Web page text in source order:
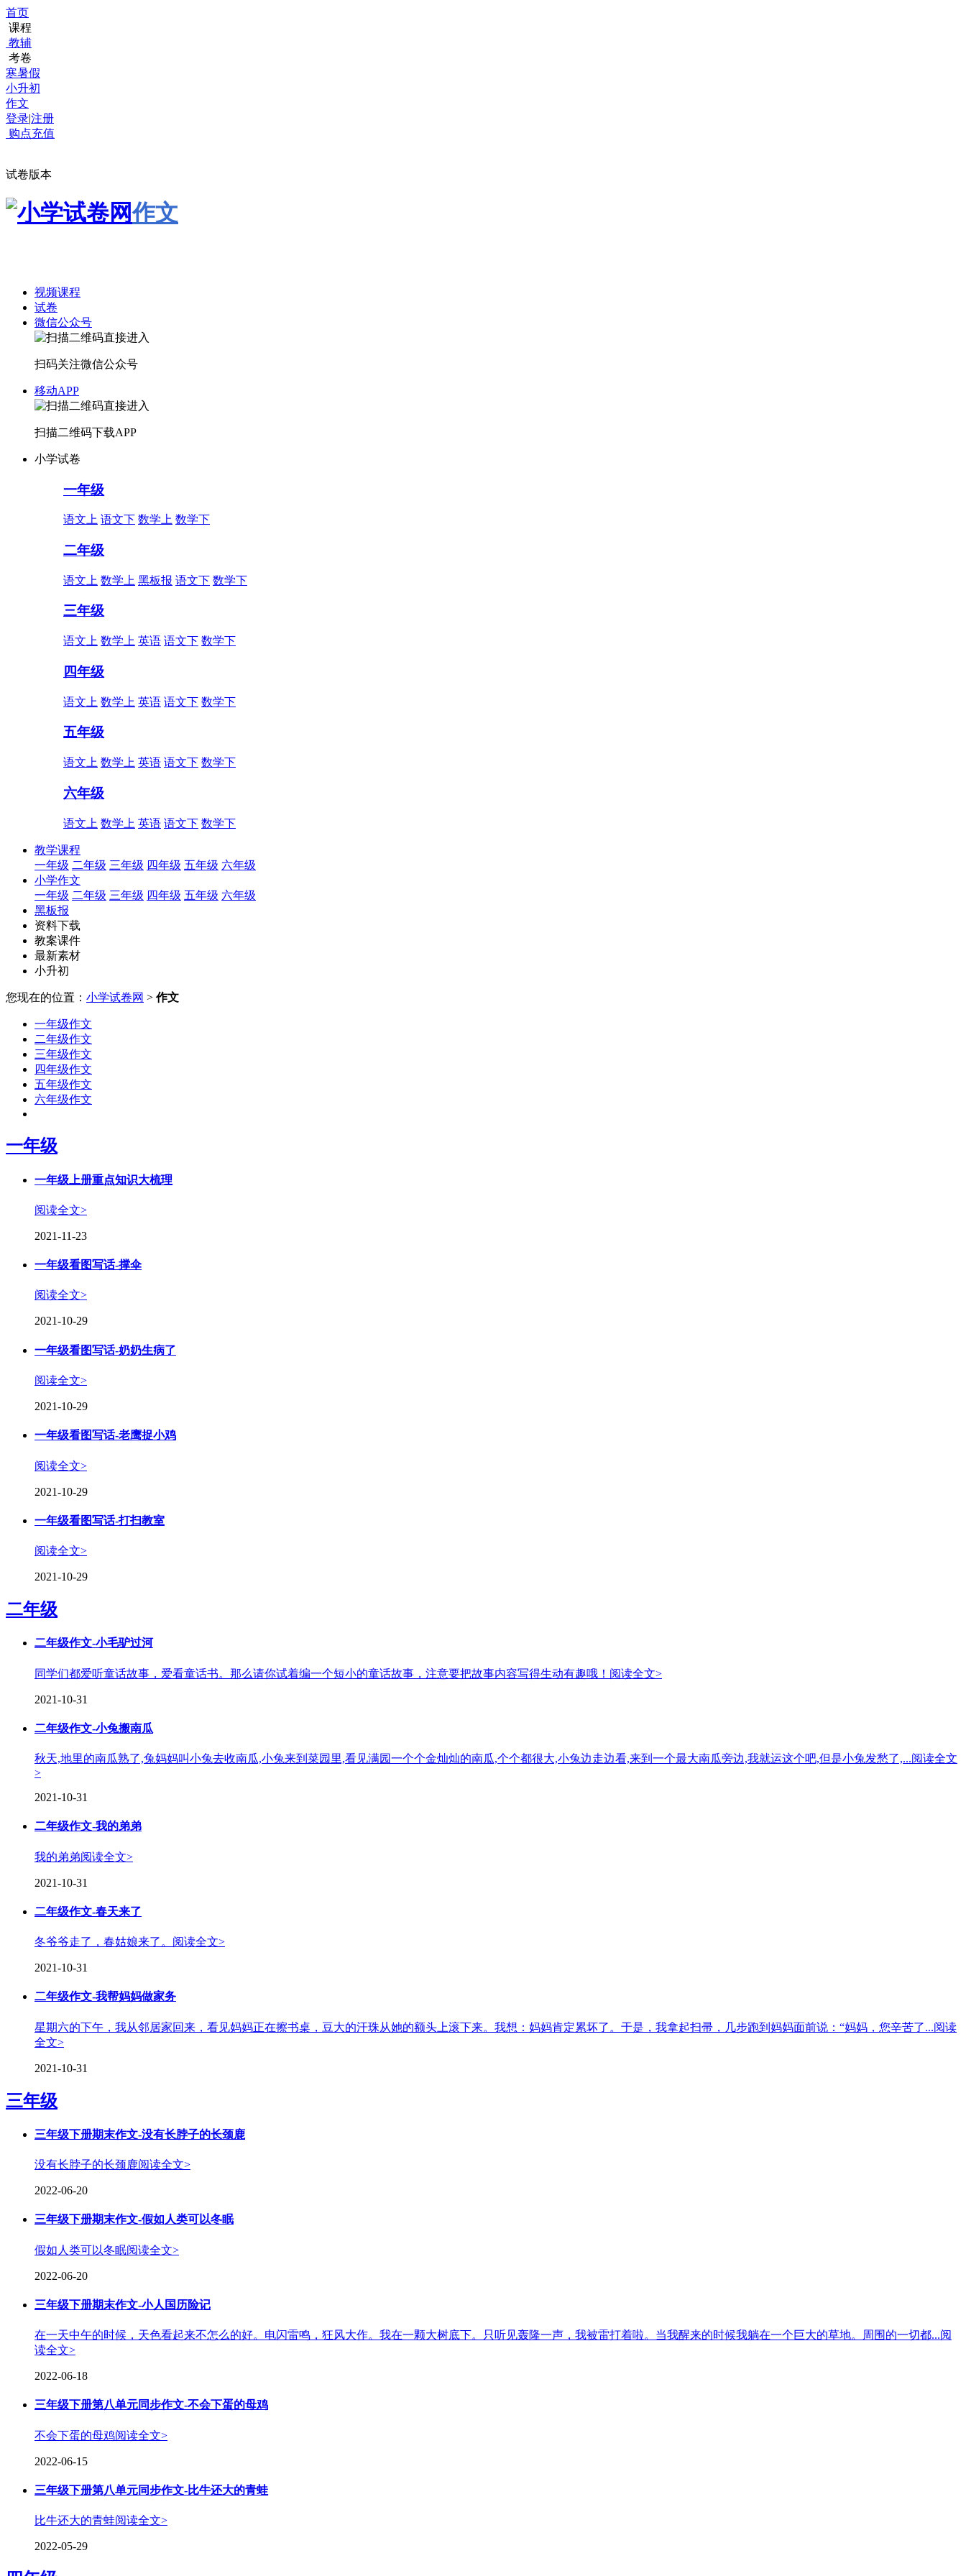
首页
课程
教辅
考卷
寒暑假
小升初
作文
登录|注册
购点充值
试卷版本
作文
视频课程
试卷
微信公众号
扫码关注微信公众号
移动APP
扫描二维码下载APP
小学试卷
一年级
语文上 语文下 数学上 数学下
二年级
语文上 数学上 黑板报 语文下 数学下
三年级
语文上 数学上 英语 语文下 数学下
四年级
语文上 数学上 英语 语文下 数学下
五年级
语文上 数学上 英语 语文下 数学下
六年级
语文上 数学上 英语 语文下 数学下
教学课程
一年级 二年级 三年级 四年级 五年级 六年级
小学作文
一年级 二年级 三年级 四年级 五年级 六年级
黑板报
资料下载
教案课件
最新素材
小升初
您现在的位置： 小学试卷网 > 作文
一年级作文
二年级作文
三年级作文
四年级作文
五年级作文
六年级作文
一年级
一年级上册重点知识大梳理
阅读全文>
2021-11-23
一年级看图写话-撑伞
阅读全文>
2021-10-29
一年级看图写话-奶奶生病了
阅读全文>
2021-10-29
一年级看图写话-老鹰捉小鸡
阅读全文>
2021-10-29
一年级看图写话-打扫教室
阅读全文>
2021-10-29
二年级
二年级作文-小毛驴过河
同学们都爱听童话故事，爱看童话书。那么请你试着编一个短小的童话故事，注意要把故事内容写得生动有趣哦！ 阅读全文>
2021-10-31
二年级作文-小兔搬南瓜
秋天,地里的南瓜熟了,兔妈妈叫小兔去收南瓜,小兔来到菜园里,看见满园一个个金灿灿的南瓜,个个都很大,小兔边走边看,来到一个最大南瓜旁边,我就运这个吧,但是小兔发愁了,...阅读全文
>
2021-10-31
二年级作文-我的弟弟
我的弟弟阅读全文>
2021-10-31
二年级作文-春天来了
冬爷爷走了，春姑娘来了。 阅读全文>
2021-10-31
二年级作文-我帮妈妈做家务
星期六的下午，我从邻居家回来，看见妈妈正在擦书桌，豆大的汗珠从她的额头上滚下来。我想：妈妈肯定累坏了。于是，我拿起扫帚，几步跑到妈妈面前说：“妈妈，您辛苦了...阅读
全文>
2021-10-31
三年级
三年级下册期末作文-没有长脖子的长颈鹿
没有长脖子的长颈鹿阅读全文>
2022-06-20
三年级下册期末作文-假如人类可以冬眠
假如人类可以冬眠阅读全文>
2022-06-20
三年级下册期末作文-小人国历险记
在一天中午的时候，天色看起来不怎么的好。电闪雷鸣，狂风大作。我在一颗大树底下。只听见轰隆一声，我被雷打着啦。当我醒来的时候我躺在一个巨大的草地。周围的一切都...阅
读全文>
2022-06-18
三年级下册第八单元同步作文-不会下蛋的母鸡
不会下蛋的母鸡阅读全文>
2022-06-15
三年级下册第八单元同步作文-比牛还大的青蛙
比牛还大的青蛙阅读全文>
2022-05-29